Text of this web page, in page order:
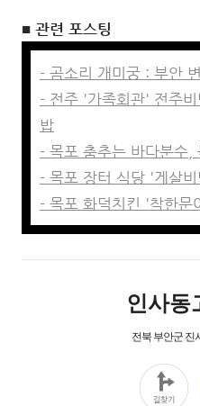
■ 관련 포스팅
- 곰소리 개미궁 : 부안
- 전주 '가족회관' 전주
밥
- 목포 춤추는 바다분수,
- 목포 장터 식당 '게살
- 목포 화덕치킨 '착한문